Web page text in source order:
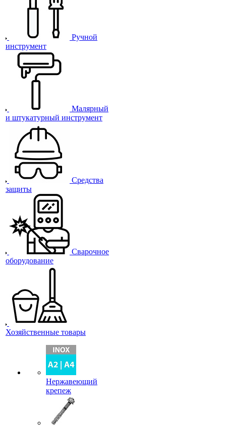
Ручной
инструмент
Малярный
и штукатурный инструмент
Средства
защиты
Сварочное
оборудование
Хозяйственные товары
Нержавеющий
крепеж